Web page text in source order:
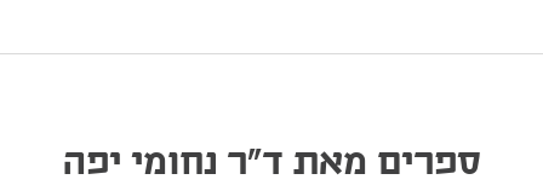
ספרים מאת ד"ר נחומי יפה